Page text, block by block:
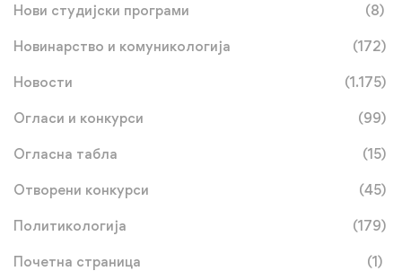
Нови студијски програми (8)
Новинарство и комуникологија (172)
Новости (1.175)
Огласи и конкурси (99)
Огласна табла (15)
Отворени конкурси (45)
Политикологија (179)
Почетна страница (1)